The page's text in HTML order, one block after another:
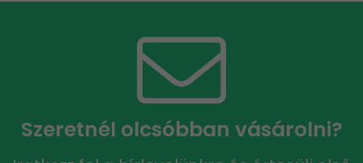
Szeretnél olcsóbban vásárolni?